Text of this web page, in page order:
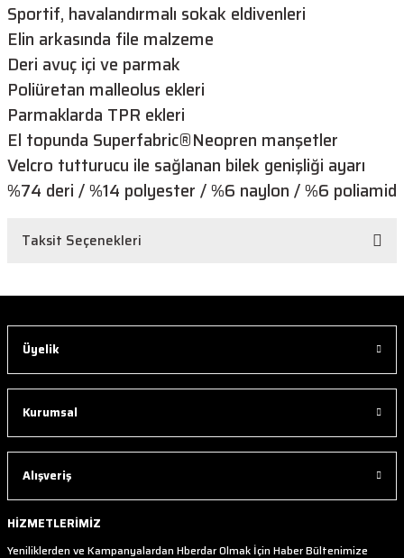
Sportif, havalandırmalı sokak eldivenleri
Elin arkasında file malzeme
Deri avuç içi ve parmak
Poliüretan malleolus ekleri
Parmaklarda TPR ekleri
El topunda Superfabric®Neopren manşetler
Velcro tutturucu ile sağlanan bilek genişliği ayarı
%74 deri / %14 polyester / %6 naylon / %6 poliamid
Taksit Seçenekleri
Üyelik
Kurumsal
Alışveriş
HİZMETLERİMİZ
Yeniliklerden ve Kampanyalardan Hberdar Olmak İçin Haber Bültenimize